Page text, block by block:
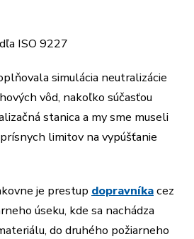
simulácia neutralizácie
vôd, nakoľko súčasťou
stanica a my sme museli
limitov na vypúšťanie
je prestup dopravníkacez
úseku, kde sa nachádza
do druhého požiarneho